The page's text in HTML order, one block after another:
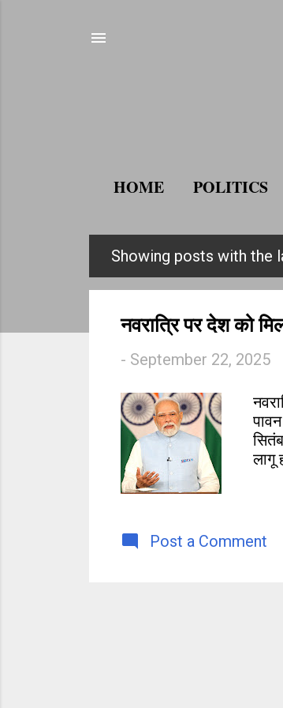
HOME POLITICS
o
Showing posts with the
नवरात्रि पर देश को
- September 22, 2025
लागू
Post a Comment